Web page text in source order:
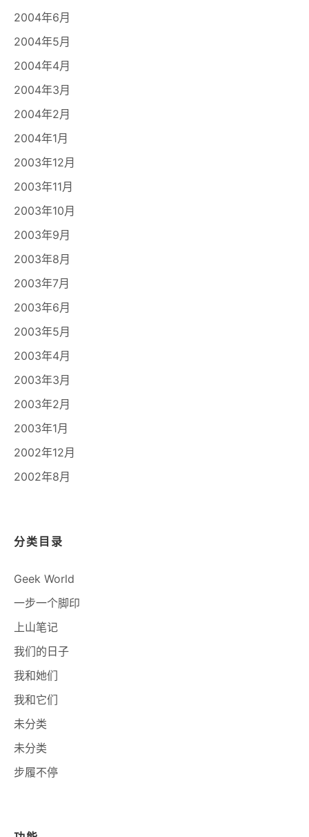
2004年6月
2004年5月
2004年4月
2004年3月
2004年2月
2004年1月
2003年12月
2003年11月
2003年10月
2003年9月
2003年8月
2003年7月
2003年6月
2003年5月
2003年4月
2003年3月
2003年2月
2003年1月
2002年12月
2002年8月
分类目录
Geek World
一步一个脚印
上山笔记
我们的日子
我和她们
我和它们
未分类
未分类
步履不停